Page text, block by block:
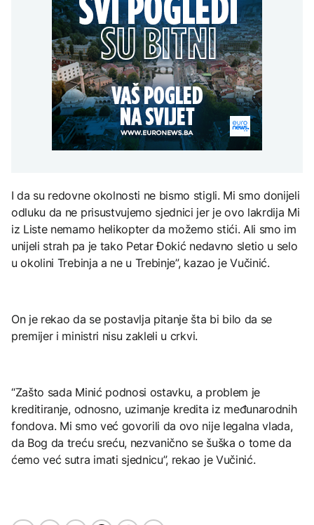
vremena: Subota donosi
osvježenje, a onda
ponovo velike vrućine
AKTUELNO
Sladić najavio promjenu
vremena: Subota donosi
osvježenje, a onda
ponovo velike vrućine
POLITIKA
Macut najavio dodatne
mjere za ublažavanje
posljedica toplotnog
talasa
Amerikanci
upozoravaju: Putin bi
mogao testirati NATO
ograničenim napadom,
najveći rizik od jeseni
AKTUELNO
Erupcija Etne poremetila
aviosaobraćaj:
Aerodrom u Kataniji
obustavio dolaske letova
djece moraju platiti 942
miliona dolara
KULTURA
Rat i pijesak prijete
drevnim piramidama
Meroe u Sudanu
Rihanna radi na novom
albumu
I da su redovne okolnosti ne bismo stigli. Mi smo donijeli
odluku da ne prisustvujemo sjednici jer je ovo lakrdija Mi
iz Liste nemamo helikopter da možemo stići. Ali smo im
unijeli strah pa je tako Petar Đokić nedavno sletio u selo
u okolini Trebinja a ne u Trebinje”, kazao je Vučinić.
On je rekao da se postavlja pitanje šta bi bilo da se
premijer i ministri nisu zakleli u crkvi.
“Zašto sada Minić podnosi ostavku, a problem je
kreditiranje, odnosno, uzimanje kredita iz međunarodnih
fondova. Mi smo već govorili da ovo nije legalna vlada,
da Bog da treću sreću, nezvanično se šuška o tome da
ćemo već sutra imati sjednicu”, rekao je Vučinić.